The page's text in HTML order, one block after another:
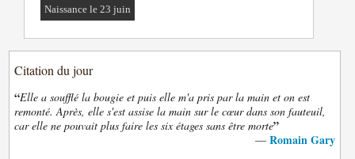
Naissance le 23 juin
Citation du jour
“Elle a soufflé la bougie et puis elle m'a pris par la main et on est
remonté. Après, elle s'est assise la main sur le cœur dans son fauteuil,
car elle ne pouvait plus faire les six étages sans être morte”
— Romain Gary